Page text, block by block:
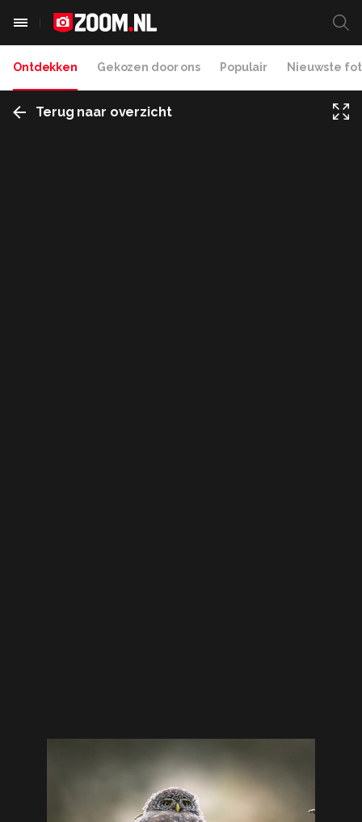
Ontdekken Gekozen door ons Populair Nieuwste
Terug naar overzicht